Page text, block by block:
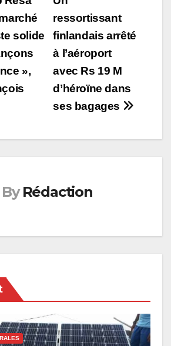
ressortissant
finlandais arrêté
à l’aéroport
avec Rs 19 M
d’héroïne dans
ses bagages
solide
»,
By Rédaction